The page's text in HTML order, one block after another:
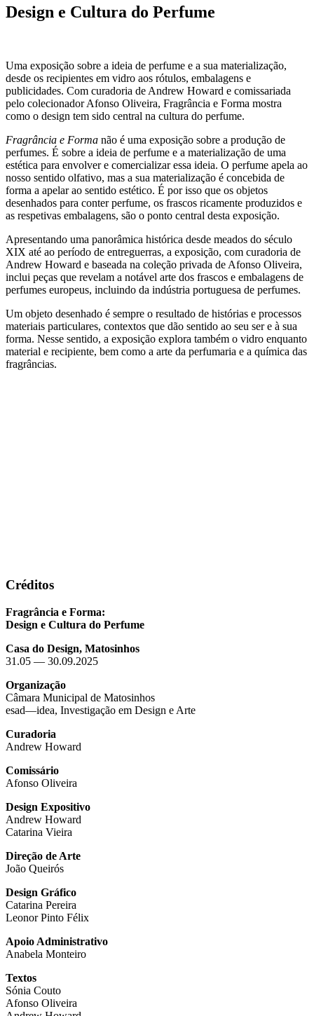
Design e Cultura do Perfume
Uma exposição sobre a ideia de perfume e a sua materialização,
desde os recipientes em vidro aos rótulos, embalagens e
publicidades. Com curadoria de Andrew Howard e comissariada
pelo colecionador Afonso Oliveira, Fragrância e Forma mostra
como o design tem sido central na cultura do perfume.
Fragrância e Forma não é uma exposição sobre a produção de
perfumes. É sobre a ideia de perfume e a materialização de uma
estética para envolver e comercializar essa ideia. O perfume apela ao
nosso sentido olfativo, mas a sua materialização é concebida de
forma a apelar ao sentido estético. É por isso que os objetos
desenhados para conter perfume, os frascos ricamente produzidos e
as respetivas embalagens, são o ponto central desta exposição.
Apresentando uma panorâmica histórica desde meados do século
XIX até ao período de entreguerras, a exposição, com curadoria de
Andrew Howard e baseada na coleção privada de Afonso Oliveira,
inclui peças que revelam a notável arte dos frascos e embalagens de
perfumes europeus, incluindo da indústria portuguesa de perfumes.
Um objeto desenhado é sempre o resultado de histórias e processos
materiais particulares, contextos que dão sentido ao seu ser e à sua
forma. Nesse sentido, a exposição explora também o vidro enquanto
material e recipiente, bem como a arte da perfumaria e a química das
fragrâncias.
Créditos
Fragrância e Forma:
Design e Cultura do Perfume
Casa do Design, Matosinhos
31.05 — 30.09.2025
Organização
Câmara Municipal de Matosinhos
esad—idea, Investigação em Design e Arte
Curadoria
Andrew Howard
Comissário
Afonso Oliveira
Design Expositivo
Andrew Howard
Catarina Vieira
Direção de Arte
João Queirós
Design Gráfico
Catarina Pereira
Leonor Pinto Félix
Apoio Administrativo
Anabela Monteiro
Textos
Sónia Couto
Afonso Oliveira